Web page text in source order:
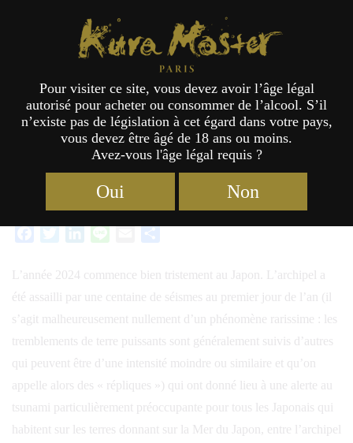
KURA GAZETTE
Le nouvel an nippon
Anecdotes
FacebookTwitterLinkedIn Email
L’année 2024 commence bien tristement au Japon. L’archipel a
été assailli par une centaine de séismes au premier jour de l’an (il
s’agit malheureusement nullement d’un phénomène rarissime : les
tremblements de terre puissants sont généralement suivis d’autres
qui peuvent être d’une intensité moindre ou similaire et qu’on
appelle alors des « répliques ») qui ont donné lieu à une alerte au
tsunami particulièrement préoccupante pour tous les Japonais qui
habitent sur les terres donnant sur la Mer du Japon, entre l’archipel
Kura Master Paris
Pour visiter ce site, vous devez avoir l’âge légal
autorisé pour acheter ou consommer de l’alcool. S’il
n’existe pas de législation à cet égard dans votre pays,
vous devez être âgé de 18 ans ou moins.
Avez-vous l'âge légal requis ?
Oui Non